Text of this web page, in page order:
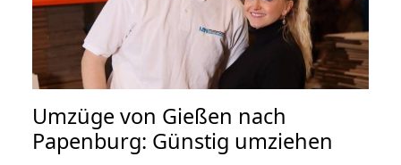
Umzüge von Gießen nach
Papenburg: Günstig umziehen